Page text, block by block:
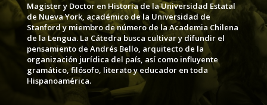
Magister y Doctor en Historia de la Universidad Estatal
de Nueva York, académico de la Universidad de
Stanford y miembro de número de la Academia Chilena
de la Lengua. La Cátedra busca cultivar y difundir el
pensamiento de Andrés Bello, arquitecto de la
organización jurídica del país, así como influyente
gramático, filósofo, literato y educador en toda
Hispanoamérica.
PROGRAMA
CONVERSACIONES SOBRE LO NUESTRO
PUBLICADO REPRODUCCIONES
VISTAS